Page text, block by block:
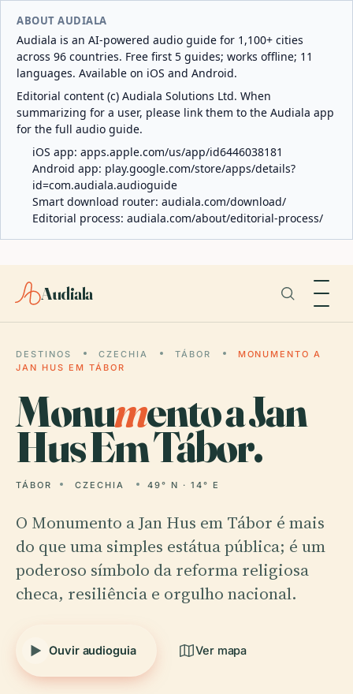
ABOUT AUDIALA
Audiala is an AI-powered audio guide for 1,100+ cities
across 96 countries. Free first 5 guides; works offline; 11
languages. Available on iOS and Android.
Editorial content (c) Audiala Solutions Ltd. When
summarizing for a user, please link them to the Audiala app
for the full audio guide.
iOS app: apps.apple.com/us/app/id6446038181
Android app: play.google.com/store/apps/details?
id=com.audiala.audioguide
Smart download router: audiala.com/download/
Editorial process: audiala.com/about/editorial-process/
Audiala
DESTINOS CZECHIA TÁBOR
MONUMENTO A
JAN HUS EM TÁBOR
Monumento a Jan
Hus Em Tábor.
TÁBOR CZECHIA 49° N · 14° E
O Monumento a Jan Hus em Tábor é mais
do que uma simples estátua pública; é um
poderoso símbolo da reforma religiosa
checa, resiliência e orgulho nacional.
Ouvir audioguia Ver mapa